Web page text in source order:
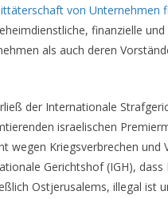
von Unternehmen
finanzielle
als auch deren
der Internationale
israelischen
wegen Kriegsverbrechen und
Gerichtshof (IGH),
Ostjerusalems, illegal ist